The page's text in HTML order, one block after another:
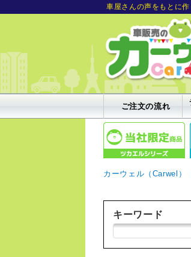
車屋さんの声をもとに
ン
ト
や
店
舗
で
大
人
気！
船
ご注文の流れ
カーウェル（Carwel）
キーワード